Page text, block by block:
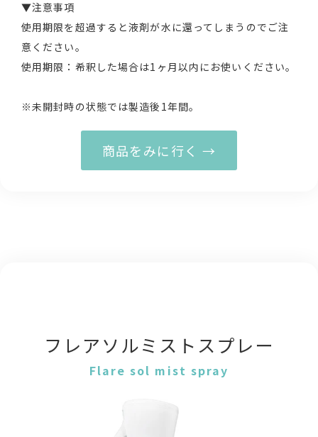
▼注意事項
使用期限を超過すると液剤が水に還ってしまうのでご注
意ください。
使用期限：希釈した場合は1ヶ月以内にお使いください。
※未開封時の状態では製造後1年間。
商品をみに行く →
フレアソルミストスプレー
Flare sol mist spray